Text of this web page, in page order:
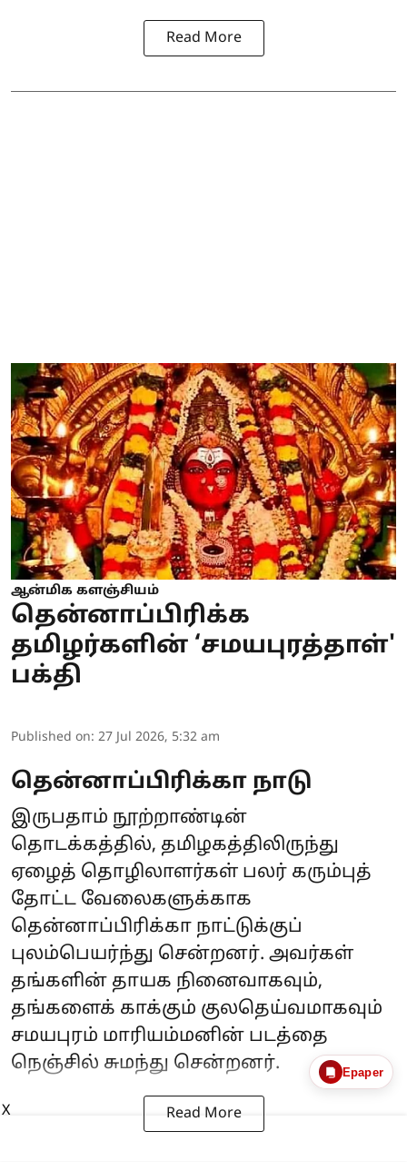
Read More
ஆன்மிக களஞ்சியம்
தென்னாப்பிரிக்க
தமிழர்களின் ‘சமயபுரத்தாள்'
பக்தி
Published on: 27 Jul 2026, 5:32 am
தென்னாப்பிரிக்கா நாடு
இருபதாம் நூற்றாண்டின்
தொடக்கத்தில், தமிழகத்திலிருந்து
ஏழைத் தொழிலாளர்கள் பலர் கரும்புத்
தோட்ட வேலைகளுக்காக
தென்னாப்பிரிக்கா நாட்டுக்குப்
புலம்பெயர்ந்து சென்றனர். அவர்கள்
தங்களின் தாயக நினைவாகவும்,
தங்களைக் காக்கும் குலதெய்வமாகவும்
சமயபுரம் மாரியம்மனின் படத்தை
நெஞ்சில் சுமந்து சென்றனர்.
Read More
Epaper
X